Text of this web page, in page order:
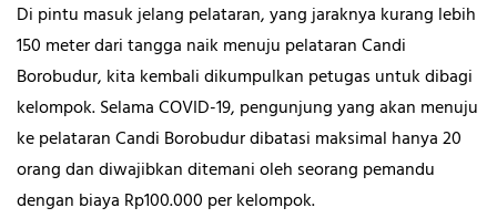
Di pintu masuk jelang pelataran, yang jaraknya kurang lebih
150 meter dari tangga naik menuju pelataran Candi
Borobudur, kita kembali dikumpulkan petugas untuk dibagi
kelompok. Selama COVID-19, pengunjung yang akan menuju
ke pelataran Candi Borobudur dibatasi maksimal hanya 20
orang dan diwajibkan ditemani oleh seorang pemandu
dengan biaya Rp100.000 per kelompok.